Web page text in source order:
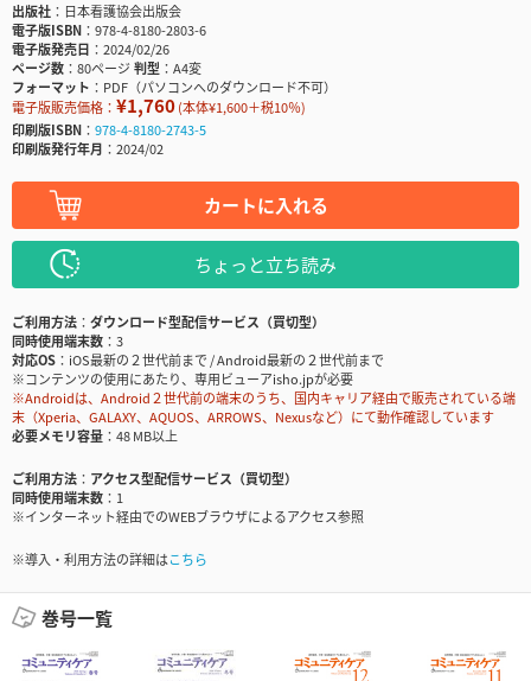
出版社
日本看護協会出版会
電子版ISBN
978-4-8180-2803-6
電子版発売日
2024/02/26
ページ数
80ページ判型
A4変
フォーマット
PDF（パソコンへのダウンロード不可）
電子版販売価格： ¥1,760(本体¥1,600＋税10％)
印刷版ISBN
978-4-8180-2743-5
印刷版発行年月
2024/02
カートに入れる
ちょっと立ち読み
ご利用方法
ダウンロード型配信サービス（買切型）
同時使用端末数
3
対応OS
iOS最新の２世代前まで / Android最新の２世代前まで
※コンテンツの使用にあたり、専用ビューアisho.jpが必要
※Androidは、Android２世代前の端末のうち、国内キャリア経由で販売されている端
末（Xperia、GALAXY、AQUOS、ARROWS、Nexusなど）にて動作確認しています
必要メモリ容量
48 MB以上
ご利用方法
アクセス型配信サービス（買切型）
同時使用端末数
1
※インターネット経由でのWEBブラウザによるアクセス参照
※導入・利用方法の詳細はこちら
巻号一覧